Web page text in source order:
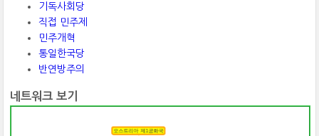
기독사회당
직접 민주제
민주개혁
통일한국당
반연방주의
네트워크 보기